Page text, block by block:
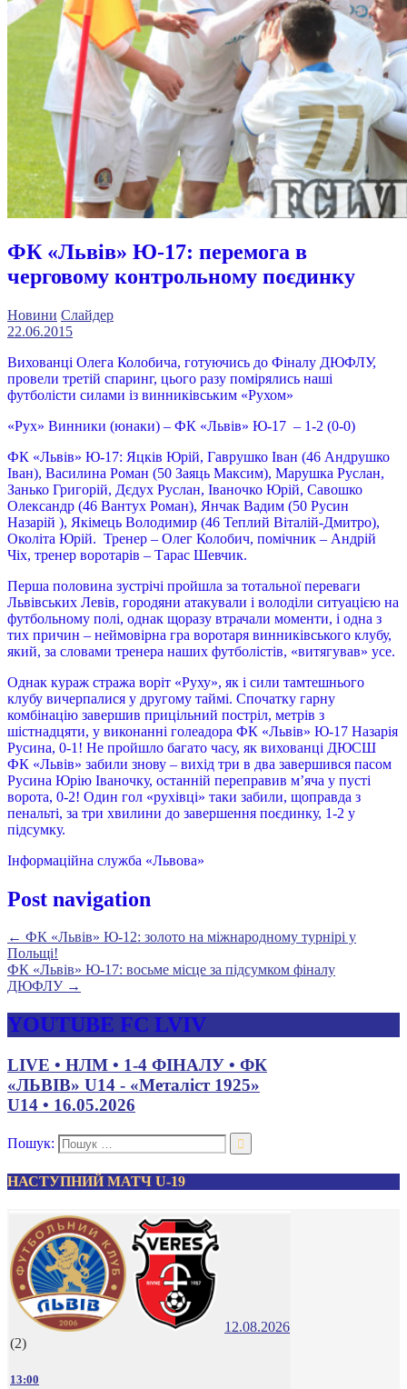
ФК «Львів» Ю-17: перемога в
черговому контрольному поєдинку
Новини Слайдер
22.06.2015
Вихованці Олега Колобича, готуючись до Фіналу ДЮФЛУ,
провели третій спаринг, цього разу помірялись наші
футболісти силами із винниківським «Рухом»
«Рух» Винники (юнаки) – ФК «Львів» Ю-17 – 1-2 (0-0)
ФК «Львів» Ю-17: Яцків Юрій, Гаврушко Іван (46 Андрушко
Іван), Василина Роман (50 Заяць Максим), Марушка Руслан,
Занько Григорій, Дєдух Руслан, Іваночко Юрій, Савошко
Олександр (46 Вантух Роман), Янчак Вадим (50 Русин
Назарій ), Якімець Володимир (46 Теплий Віталій-Дмитро),
Околіта Юрій. Тренер – Олег Колобич, помічник – Андрій
Чіх, тренер воротарів – Тарас Шевчик.
Перша половина зустрічі пройшла за тотальної переваги
Львівських Левів, городяни атакували і володіли ситуацією на
футбольному полі, однак щоразу втрачали моменти, і одна з
тих причин – неймовірна гра воротаря винниківського клубу,
який, за словами тренера наших футболістів, «витягував» усе.
Однак кураж стража воріт «Руху», як і сили тамтешнього
клубу вичерпалися у другому таймі. Спочатку гарну
комбінацію завершив прицільний постріл, метрів з
шістнадцяти, у виконанні голеадора ФК «Львів» Ю-17 Назарія
Русина, 0-1! Не пройшло багато часу, як вихованці ДЮСШ
ФК «Львів» забили знову – вихід три в два завершився пасом
Русина Юрію Іваночку, останній переправив м’яча у пусті
ворота, 0-2! Один гол «рухівці» таки забили, щоправда з
пенальті, за три хвилини до завершення поєдинку, 1-2 у
підсумку.
Інформаційна служба «Львова»
Post navigation
← ФК «Львів» Ю-12: золото на міжнародному турнірі у
Польщі!
ФК «Львів» Ю-17: восьме місце за підсумком фіналу
ДЮФЛУ →
YOUTUBE FC LVIV
LIVE • НЛМ • 1-4 ФІНАЛУ • ФК
«ЛЬВІВ» U14 - «Металіст 1925»
U14 • 16.05.2026
Пошук:
НАСТУПНИЙ МАТЧ U-19
12.08.2026
(2)
13:00